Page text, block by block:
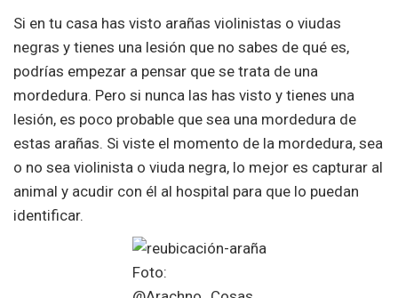
Si en tu casa has visto arañas violinistas o viudas
negras y tienes una lesión que no sabes de qué es,
podrías empezar a pensar que se trata de una
mordedura. Pero si nunca las has visto y tienes una
lesión, es poco probable que sea una mordedura de
estas arañas. Si viste el momento de la mordedura, sea
o no sea violinista o viuda negra, lo mejor es capturar al
animal y acudir con él al hospital para que lo puedan
identificar.
Foto: